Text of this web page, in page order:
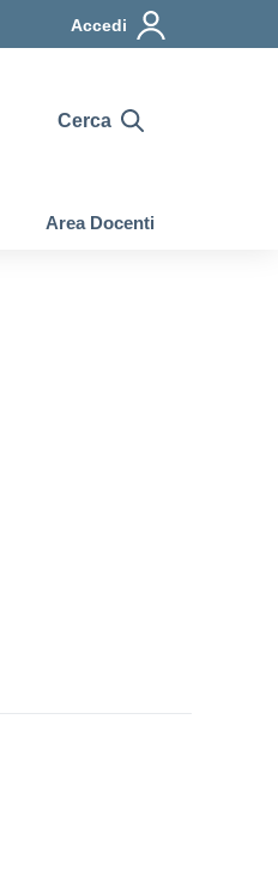
Accedi
Cerca
Area Docenti